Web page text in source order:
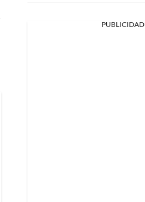
PUBLICIDAD